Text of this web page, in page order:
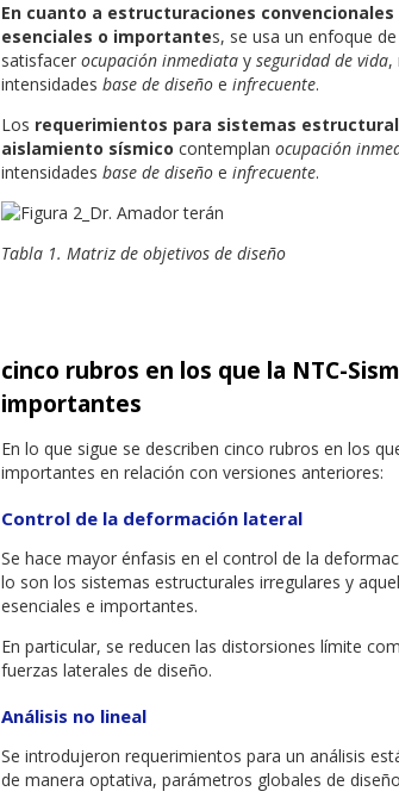
En cuanto a estructuraciones
esenciales o importantes, se usa un enfoque
satisfacer ocupación inmediata y seguridad de vida,
intensidades base de diseño e infrecuente.
Los requerimientos para sistemas
aislamiento sísmico contemplan ocupación
intensidades base de diseño e infrecuente.
Tabla 1. Matriz de objetivos de diseño
cinco rubros en los que la NTC-
importantes
En lo que sigue se describen cinco rubros en los
importantes en relación con versiones anteriores:
Control de la deformación lateral
Se hace mayor énfasis en el control de la
lo son los sistemas estructurales irregulares y
esenciales e importantes.
En particular, se reducen las distorsiones límite
fuerzas laterales de diseño.
Análisis no lineal
Se introdujeron requerimientos para un análisis
de manera optativa, parámetros globales de